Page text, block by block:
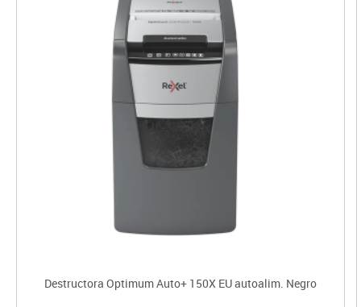
Destructora Optimum Auto+ 150X EU autoalim. Negro